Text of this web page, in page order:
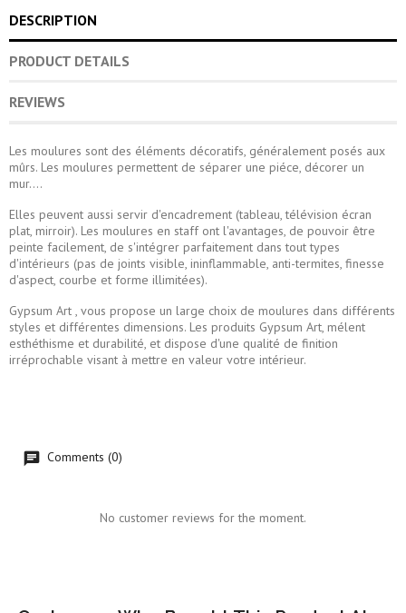
DESCRIPTION
PRODUCT DETAILS
REVIEWS
Les moulures sont des éléments décoratifs, généralement posés aux
mûrs. Les moulures permettent de séparer une piéce, décorer un
mur....
Elles peuvent aussi servir d'encadrement (tableau, télévision écran
plat, mirroir). Les moulures en staff ont l'avantages, de pouvoir être
peinte facilement, de s'intégrer parfaitement dans tout types
d'intérieurs (pas de joints visible, ininflammable, anti-termites, finesse
d'aspect, courbe et forme illimitées).
Gypsum Art , vous propose un large choix de moulures dans différents
styles et différentes dimensions. Les produits Gypsum Art, mélent
esthéthisme et durabilité, et dispose d'une qualité de finition
irréprochable visant à mettre en valeur votre intérieur.
Comments (0)
No customer reviews for the moment.